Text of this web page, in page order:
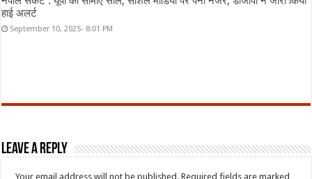
हाई अलर्ट
September 10, 2025- 8:01 PM
Leave a Reply
Your email address will not be published. Required fields are marked